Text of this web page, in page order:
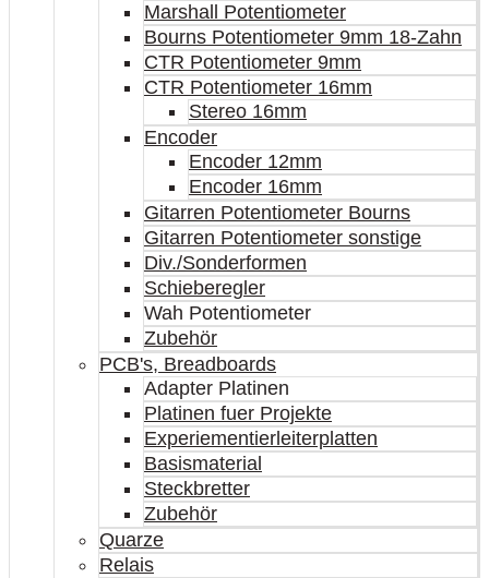
Marshall Potentiometer
Bourns Potentiometer 9mm 18-Zahn
CTR Potentiometer 9mm
CTR Potentiometer 16mm
Stereo 16mm
Encoder
Encoder 12mm
Encoder 16mm
Gitarren Potentiometer Bourns
Gitarren Potentiometer sonstige
Div./Sonderformen
Schieberegler
Wah Potentiometer
Zubehör
PCB's, Breadboards
Adapter Platinen
Platinen fuer Projekte
Experiementierleiterplatten
Basismaterial
Steckbretter
Zubehör
Quarze
Relais